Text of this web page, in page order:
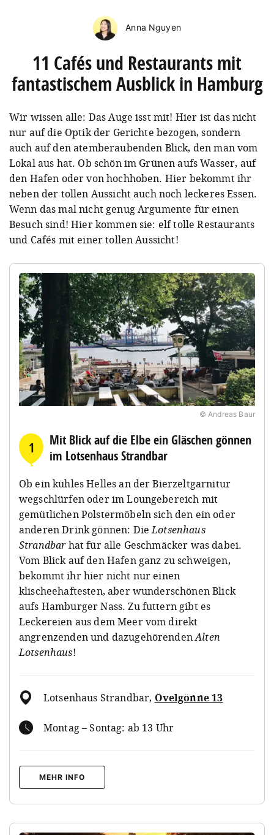
Anna Nguyen
11 Cafés und Restaurants mit
fantastischem Ausblick in Hamburg
Wir wissen alle: Das Auge isst mit! Hier ist das nicht
nur auf die Optik der Gerichte bezogen, sondern
auch auf den atemberaubenden Blick, den man vom
Lokal aus hat. Ob schön im Grünen aufs Wasser, auf
den Hafen oder von hochhoben. Hier bekommt ihr
neben der tollen Aussicht auch noch leckeres Essen.
Wenn das mal nicht genug Argumente für einen
Besuch sind! Hier kommen sie: elf tolle Restaurants
und Cafés mit einer tollen Aussicht!
© Andreas Baur
1
Mit Blick auf die Elbe ein Gläschen gönnen
im Lotsenhaus Strandbar
Ob ein kühles Helles an der Bierzeltgarnitur
wegschlürfen oder im Loungebereich mit
gemütlichen Polstermöbeln sich den ein oder
anderen Drink gönnen: DieLotsenhaus
Strandbarhat für alle Geschmäcker was dabei.
Vom Blick auf den Hafen ganz zu schweigen,
bekommt ihr hier nicht nur einen
klischeehaftesten, aber wunderschönen Blick
aufs Hamburger Nass. Zu futtern gibt es
Leckereien aus dem Meer vom direkt
angrenzenden und dazugehörendenAlten
Lotsenhaus!
Lotsenhaus Strandbar, Övelgönne 13
Montag – Sontag: ab 13 Uhr
MEHR INFO